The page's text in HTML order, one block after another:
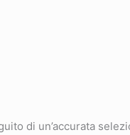
di un’accurata